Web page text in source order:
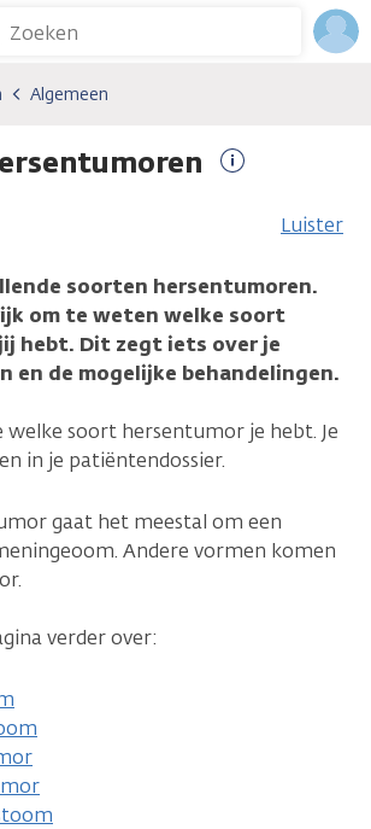
Zoeken
Algemeen
informatie
Luister
soorten hersentumoren.
om te weten welke soort
hebt. Dit zegt iets over je
en de mogelijke behandelingen.
welke soort hersentumor je hebt. Je
in je patiëntendossier.
gaat het meestal om een
Andere vormen komen
verder over: